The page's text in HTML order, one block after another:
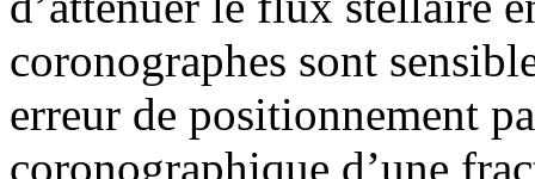
coronographes sont
erreur de positionnement
coronographique d’une